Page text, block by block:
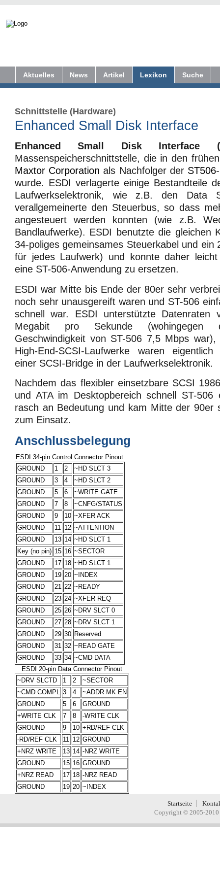
Aktuelles News Artikel Lexikon Suche
Schnittstelle (Hardware)
Enhanced Small Disk Interface
Enhanced Small Disk Interface
Massenspeicherschnittstelle, die in den
Maxtor Corporation als Nachfolger der ST506
wurde. ESDI verlagerte einige Bestandteile
Laufwerkselektronik, wie z.B. den Data
verallgemeinerte den Steuerbus, so dass
angesteuert werden konnten (wie z.B.
Bandlaufwerke). ESDI benutzte die gleichen
34-poliges gemeinsames Steuerkabel und ein
für jedes Laufwerk) und konnte daher
eine ST-506-Anwendung zu ersetzen.
ESDI war Mitte bis Ende der 80er sehr
noch sehr unausgereift waren und ST-506
schnell war. ESDI unterstützte
Megabit pro Sekunde (wohingegen
Geschwindigkeit von ST-506 7,5 Mbps war),
High-End-SCSI-Laufwerke waren
einer SCSI-Bridge in der Laufwerkselektronik.
Nachdem das flexibler einsetzbare SCSI
und ATA im Desktopbereich schnell ST-
rasch an Bedeutung und kam Mitte der 90er
zum Einsatz.
Anschlussbelegung
ESDI 34-pin Control Connector Pinout
GROUND
1 2
~HD SLCT 3
GROUND
3 4
~HD SLCT 2
GROUND
5 6
~WRITE GATE
GROUND
7 8
~CNFG/STATUS
GROUND
9 10 ~XFER ACK
GROUND
11 12 ~ATTENTION
GROUND
13 14 ~HD SLCT 1
Key (no pin) 15 16 ~SECTOR
GROUND
17 18 ~HD SLCT 1
GROUND
19 20 ~INDEX
GROUND
21 22 ~READY
GROUND
23 24 ~XFER REQ
GROUND
25 26 ~DRV SLCT 0
GROUND
27 28 ~DRV SLCT 1
GROUND
29 30 Reserved
GROUND
31 32 ~READ GATE
GROUND
33 34 ~CMD DATA
ESDI 20-pin Data Connector Pinout
~DRV SLCTD
1 2
~SECTOR
~CMD COMPL 3 4
~ADDR MK EN
GROUND
5 6
GROUND
+WRITE CLK
7 8
-WRITE CLK
GROUND
9 10 +RD/REF CLK
-RD/REF CLK
11 12 GROUND
+NRZ WRITE
13 14 -NRZ WRITE
GROUND
15 16 GROUND
+NRZ READ
17 18 -NRZ READ
GROUND
19 20 ~INDEX
Startseite
Copyright © 2005-2010